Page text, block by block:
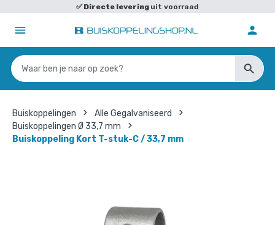
✅Directe levering uit voorraad
Buiskoppelingen
Alle Gegalvaniseerd
Buiskoppelingen Ø 33,7 mm
Buiskoppeling Kort T-stuk-C / 33,7 mm